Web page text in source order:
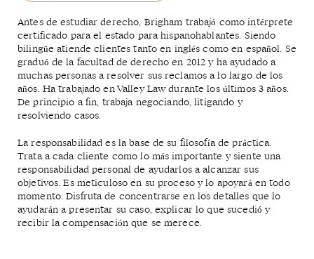
Antes de estudiar derecho, Brigham trabajó como intérprete
certificado para el estado para hispanohablantes. Siendo
bilingüe atiende clientes tanto en inglés como en español. Se
graduó de la facultad de derecho en 2012 y ha ayudado a
muchas personas a resolver sus reclamos a lo largo de los
años. Ha trabajado en Valley Law durante los últimos 3 años.
De principio a fin, trabaja negociando, litigando y
resolviendo casos.
La responsabilidad es la base de su filosofía de práctica.
Trata a cada cliente como lo más importante y siente una
responsabilidad personal de ayudarlos a alcanzar sus
objetivos. Es meticuloso en su proceso y lo apoyará en todo
momento. Disfruta de concentrarse en los detalles que lo
ayudarán a presentar su caso, explicar lo que sucedió y
recibir la compensación que se merece.